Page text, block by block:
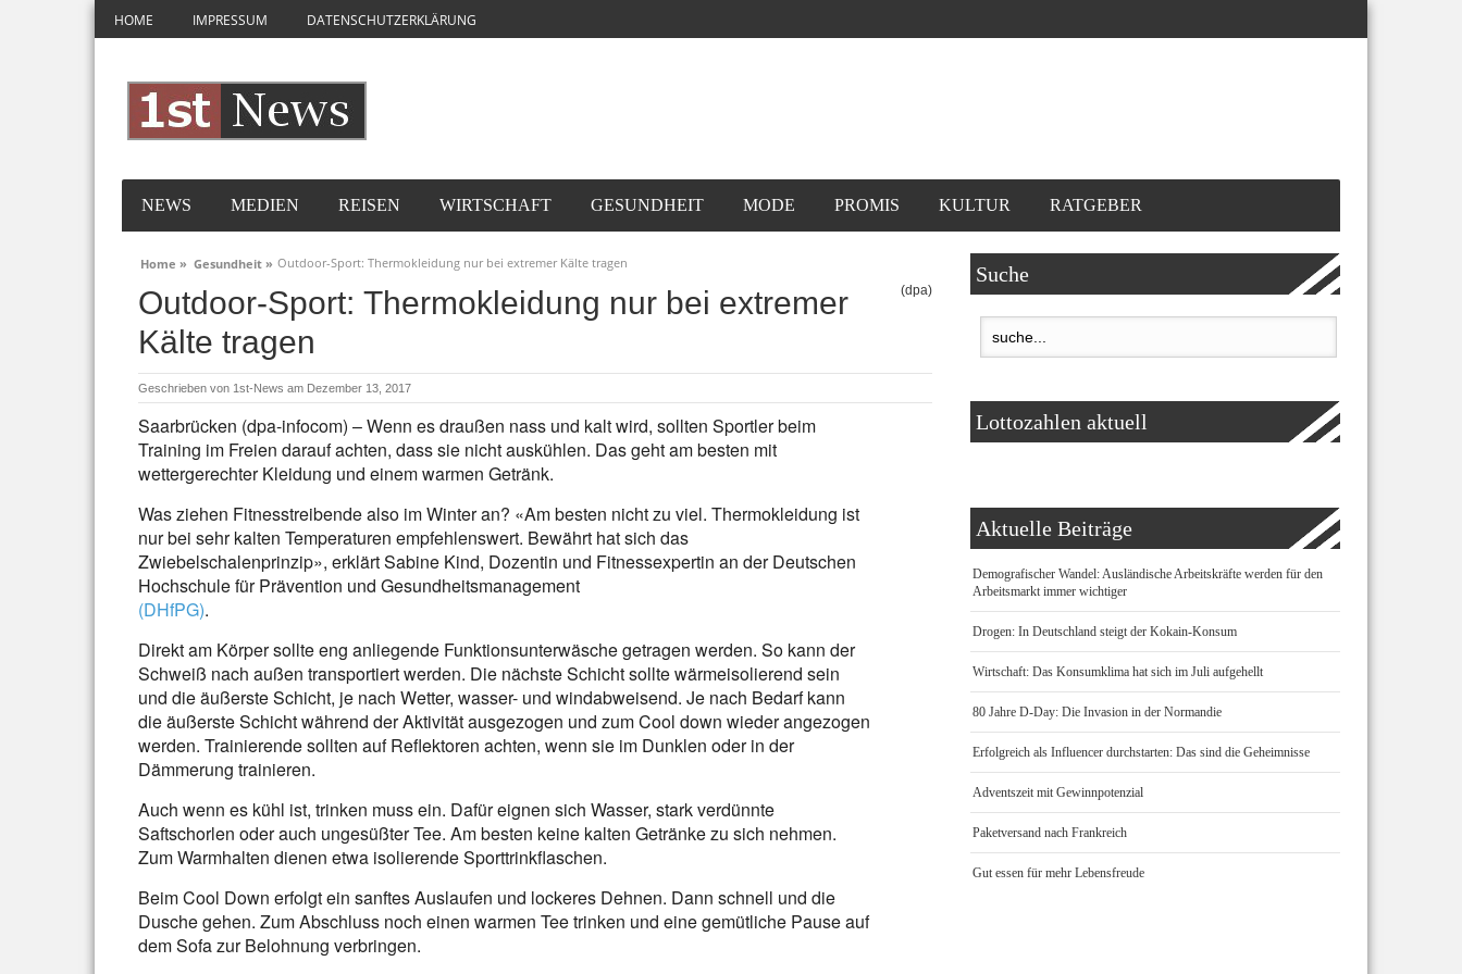
HOME IMPRESSUM DATENSCHUTZERKLÄRUNG
NEWS MEDIEN REISEN WIRTSCHAFT GESUNDHEIT MODE PROMIS KULTUR RATGEBER
Home » Gesundheit » Outdoor-Sport: Thermokleidung nur bei extremer Kälte tragen
Outdoor-Sport: Thermokleidung nur bei extremer
Kälte tragen
(dpa)
Geschrieben von 1st-News am Dezember 13, 2017
Saarbrücken (dpa-infocom) – Wenn es draußen nass und kalt wird, sollten Sportler beim
Training im Freien darauf achten, dass sie nicht auskühlen. Das geht am besten mit
wettergerechter Kleidung und einem warmen Getränk.
Was ziehen Fitnesstreibende also im Winter an? «Am besten nicht zu viel. Thermokleidung ist
nur bei sehr kalten Temperaturen empfehlenswert. Bewährt hat sich das
Zwiebelschalenprinzip», erklärt Sabine Kind, Dozentin und Fitnessexpertin an der Deutschen
Hochschule für Prävention und Gesundheitsmanagement
(DHfPG).
Direkt am Körper sollte eng anliegende Funktionsunterwäsche getragen werden. So kann der
Schweiß nach außen transportiert werden. Die nächste Schicht sollte wärmeisolierend sein
und die äußerste Schicht, je nach Wetter, wasser- und windabweisend. Je nach Bedarf kann
die äußerste Schicht während der Aktivität ausgezogen und zum Cool down wieder angezogen
werden. Trainierende sollten auf Reflektoren achten, wenn sie im Dunklen oder in der
Dämmerung trainieren.
Auch wenn es kühl ist, trinken muss ein. Dafür eignen sich Wasser, stark verdünnte
Saftschorlen oder auch ungesüßter Tee. Am besten keine kalten Getränke zu sich nehmen.
Zum Warmhalten dienen etwa isolierende Sporttrinkflaschen.
Beim Cool Down erfolgt ein sanftes Auslaufen und lockeres Dehnen. Dann schnell und die
Dusche gehen. Zum Abschluss noch einen warmen Tee trinken und eine gemütliche Pause auf
dem Sofa zur Belohnung verbringen.
Suche
Lottozahlen aktuell
Aktuelle Beiträge
Demografischer Wandel: Ausländische Arbeitskräfte werden für den
Arbeitsmarkt immer wichtiger
Drogen: In Deutschland steigt der Kokain-Konsum
Wirtschaft: Das Konsumklima hat sich im Juli aufgehellt
80 Jahre D-Day: Die Invasion in der Normandie
Erfolgreich als Influencer durchstarten: Das sind die Geheimnisse
Adventszeit mit Gewinnpotenzial
Paketversand nach Frankreich
Gut essen für mehr Lebensfreude